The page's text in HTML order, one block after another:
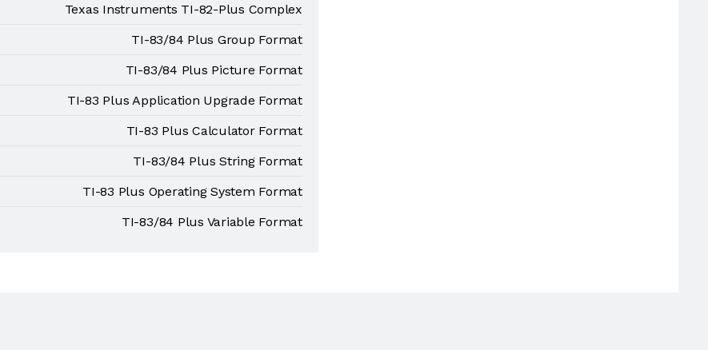
Texas Instruments TI-82-Plus Complex
TI-83/84 Plus Group Format
TI-83/84 Plus Picture Format
TI-83 Plus Application Upgrade Format
TI-83 Plus Calculator Format
TI-83/84 Plus String Format
TI-83 Plus Operating System Format
TI-83/84 Plus Variable Format